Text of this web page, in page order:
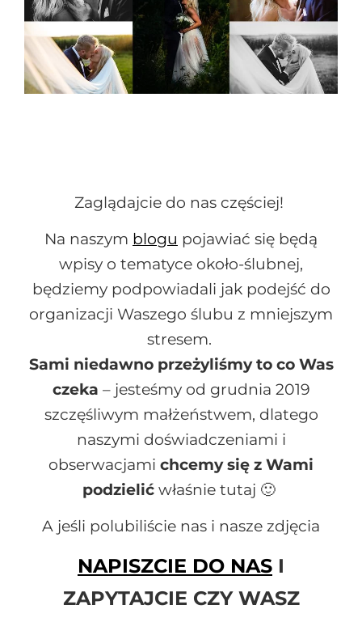
Zaglądajcie do nas częściej!
Na naszym blogu pojawiać się będą
wpisy o tematyce około-ślubnej,
będziemy podpowiadali jak podejść do
organizacji Waszego ślubu z mniejszym
stresem.
Sami niedawno przeżyliśmy to co Was
czeka – jesteśmy od grudnia 2019
szczęśliwym małżeństwem, dlatego
naszymi doświadczeniami i
obserwacjami chcemy się z Wami
podzielić właśnie tutaj 🙂
A jeśli polubiliście nas i nasze zdjęcia
NAPISZCIE DO NAS I
ZAPYTAJCIE CZY WASZ